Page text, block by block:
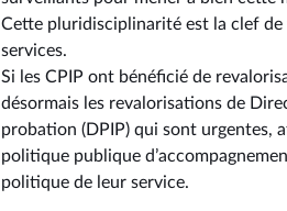
Cette pluridisciplinarité est la clef
services.
Si les CPIP ont bénéficié de
désormais les revalorisations de
probation (DPIP) qui sont urgentes,
politique publique
politique de leur service.